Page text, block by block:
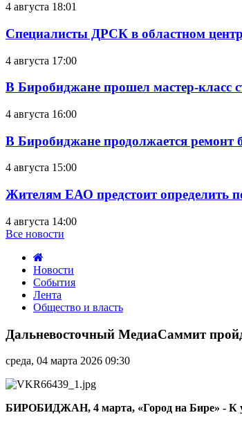
4 августа 18:01
Специалисты ДРСК в областном
4 августа 17:00
В Биробиджане прошел мастер-класс
4 августа 16:00
В Биробиджане продолжается ремонт
4 августа 15:00
Жителям ЕАО предстоит определить
4 августа 14:00
Все новости
Новости
События
Лента
Общество и власть
МедиаСаммит
в
столице
ЕАО
Биробиджане
с
Дальневосточный МедиаСаммит
среда, 04 марта 2026 09:30
БИРОБИДЖАН, 4 марта, «Город на Бире» - К